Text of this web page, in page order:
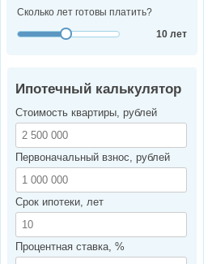
Сколько лет готовы платить?
10 лет
Ипотечный калькулятор
Стоимость квартиры, рублей
Первоначальный взнос, рублей
Срок ипотеки, лет
Процентная ставка, %